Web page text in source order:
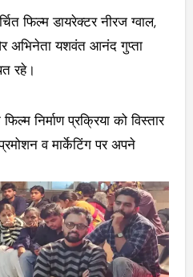
फिल्म डायरेक्टर नीरज ग्वाल,
अभिनेता यशवंत आनंद गुप्ता
रहे।
निर्माण प्रक्रिया को विस्तार
व मार्केटिंग पर अपने